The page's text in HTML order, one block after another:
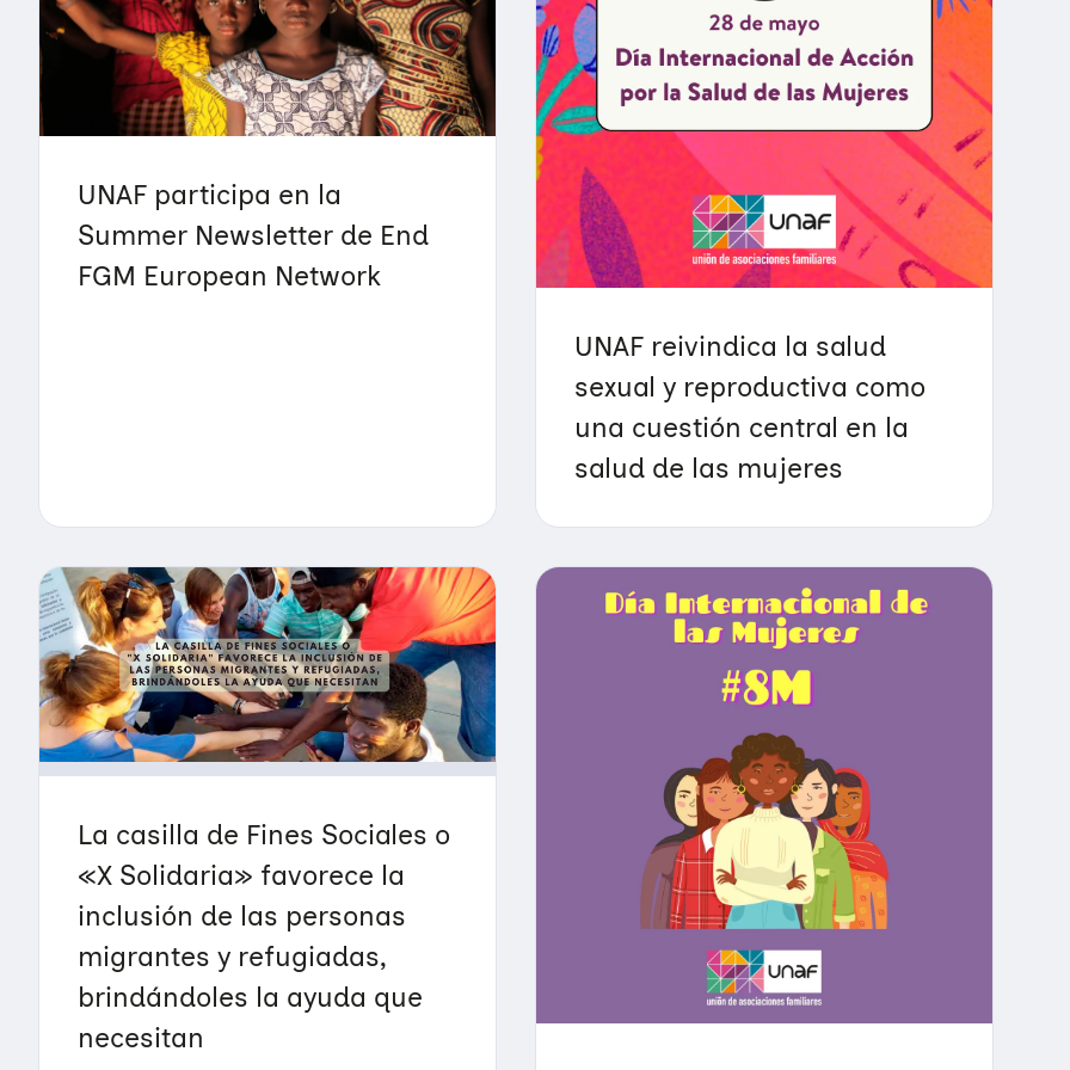
UNAF participa en la
Summer Newsletter de End
FGM European Network
UNAF reivindica la salud
sexual y reproductiva como
una cuestión central en la
salud de las mujeres
La casilla de Fines Sociales o
«X Solidaria» favorece la
inclusión de las personas
migrantes y refugiadas,
brindándoles la ayuda que
necesitan